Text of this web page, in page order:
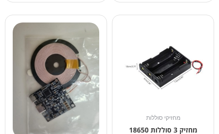
מחזיקי סוללות
מחזיק 3 סוללות 18650